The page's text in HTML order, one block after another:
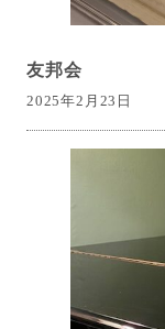
友邦会
2025年2月23日